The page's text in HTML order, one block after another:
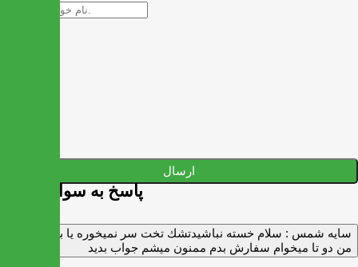
ارسال
پاسخ به سوالات شما
سايه شمس : سلام خسته نباشيدتشك تخت سر نميخوره يا برنميگرده
من دو تا ميخوام سفارش بدم ممنون ميشم جواب بديد